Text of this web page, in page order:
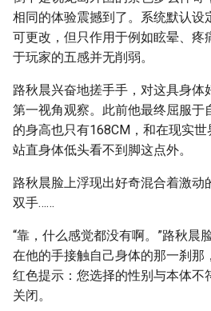
相同的体验震撼到了。系统默认设
可更改，但只作用于例如眩晕、疼
于玩家的五感并无削弱。
路秋晨兴奋地搓手手，对这具身体
第一视角观察。此前他最终屈服于
的身高也只有168CM，和在现实
站直身体低头看不到脚这点外。
路秋晨脸上浮现出好奇混合着激动
双手……
“靠，什么感觉都没有啊。”路秋晨
在他的手接触自己身体的那一刹那
红色提示：您选择的性别与本体不
关闭。